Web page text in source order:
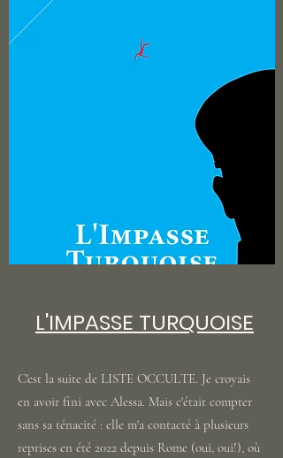
C'est la suite de LISTE OCCULTE. Je croyais
en avoir fini avec Alessa. Mais c'était compter
sans sa ténacité : elle m'a contacté à plusieurs
reprises en été 2022 depuis Rome (oui, oui!), où
L'IMPASSE TURQUOISE